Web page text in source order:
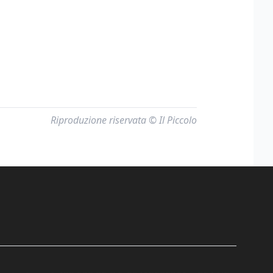
Riproduzione riservata © Il Piccolo